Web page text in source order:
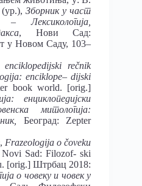
Зборник у част
Лексикологија,
, Нови Сад:
у Новом Саду, 103–
rečnik
enciklope–dijski
book world. [orig.]
енциклопедијски
митологија:
Београд: Zepter
Frazeologija o čoveku
Sad: Filozof- ski
[orig.] Штрбац 2018:
о човеку и човек у